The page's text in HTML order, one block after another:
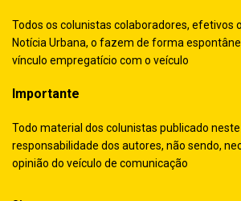
Todos os colunistas colaboradores, efetivos
Notícia Urbana, o fazem de forma
vínculo empregatício com o veículo
Importante
Todo material dos colunistas publicado
responsabilidade dos autores, não sendo,
opinião do veículo de comunicação